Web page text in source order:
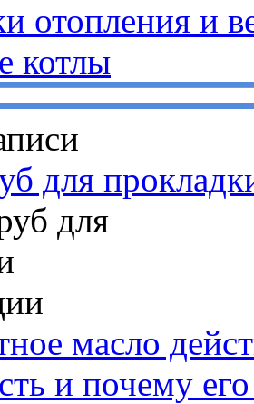
отопления и
котлы
для
масло
и почему